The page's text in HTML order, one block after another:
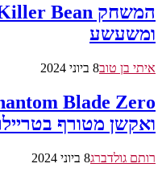
ומשעשע
איתי בן טוב8 ביוני 2024
ואקשן מטורף
רותם גולדברג8 ביוני 2024